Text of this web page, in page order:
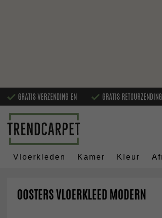
GRATIS VERZENDING EN GRATIS RETOURZENDING
Vloerkleden Kamer Kleur
OOSTERS VLOERKLEED MODERN